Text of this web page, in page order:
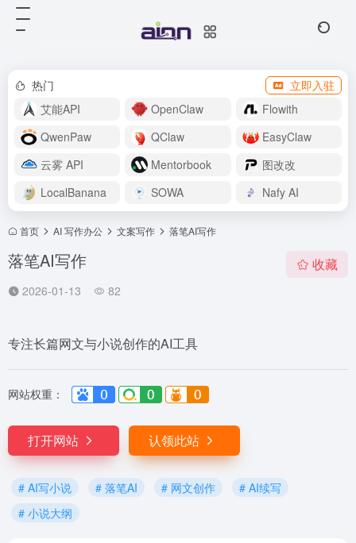
热门
立即入驻
艾能API
OpenClaw
Flowith
QwenPaw
QClaw
EasyClaw
云雾 API
Mentorbook
图改改
LocalBanana
SOWA Nafy AI
首页 AI 写作办公 文案写作 落笔AI写作
落笔AI写作
2026-01-13 82
收藏
专注长篇网文与小说创作的AI工具
网站权重：
打开网站 认领此站
# AI写小说 # 落笔AI # 网文创作
# AI续写
# 小说大纲